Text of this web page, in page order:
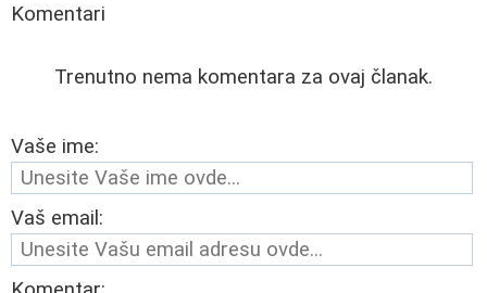
Komentari
Trenutno nema komentara za ovaj članak.
Vaše ime:
Vaš email: